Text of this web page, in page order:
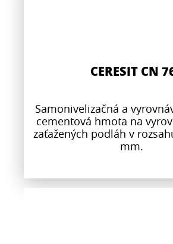
CERESIT CN
Samonivelizačná a
cementová hmota na
zaťažených podláh v
mm.